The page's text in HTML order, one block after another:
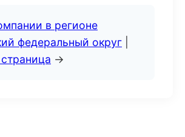
в регионе
федеральный округ
→